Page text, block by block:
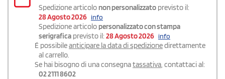
Spedizione articolo non personalizzato previsto il:
28 Agosto 2026 info
Spedizione articolo personalizzato con stampa
serigrafica previsto il: 28 Agosto 2026 info
É possibileanticipare la data di spedizionedirettamente
al carrello.
Se hai bisogno di una consegnatassativa, contattaci al:
02 2111 8602